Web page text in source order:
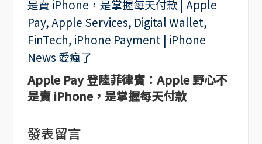
Apple Pay 登陸菲律賓：Apple 野心不
是賣 iPhone，是掌握每天付款
發表留言